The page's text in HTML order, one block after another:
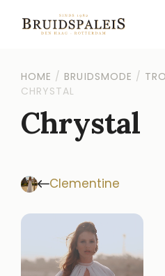
naar
HOME / BRUIDSMODE /
CHRYSTAL
Chrystal
Clementine